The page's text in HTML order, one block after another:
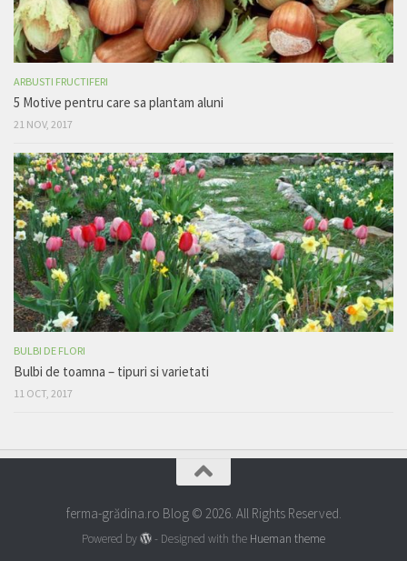
ARBUSTI FRUCTIFERI
5 Motive pentru care sa plantam aluni
21 NOV, 2017
BULBI DE FLORI
Bulbi de toamna – tipuri si varietati
11 OCT, 2017
ferma-grădina.ro Blog © 2026. All Rights Reserved.
Powered by - Designed with the Hueman theme